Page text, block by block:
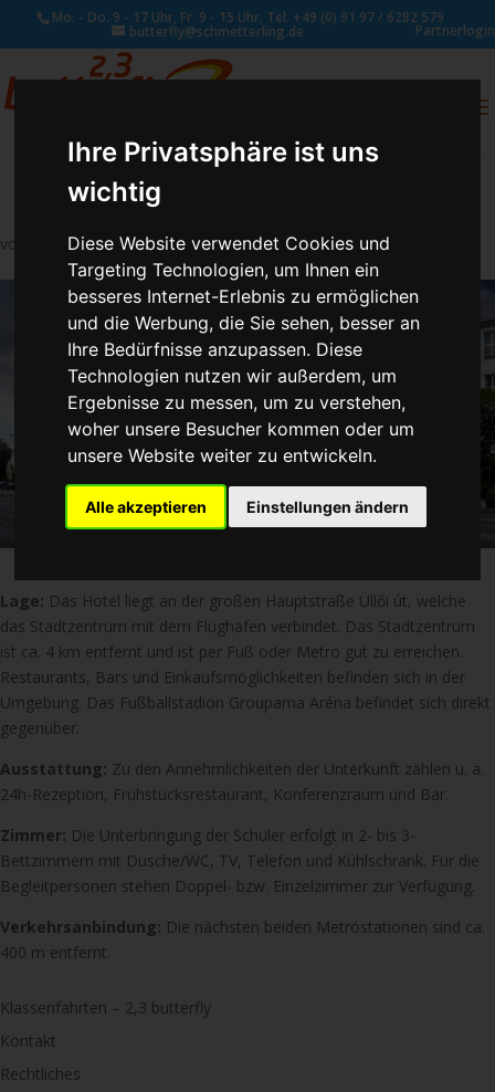
Ihre Privatsphäre ist uns
wichtig
Diese Website verwendet Cookies und
Targeting Technologien, um Ihnen ein
besseres Internet-Erlebnis zu ermöglichen
und die Werbung, die Sie sehen, besser an
Ihre Bedürfnisse anzupassen. Diese
Technologien nutzen wir außerdem, um
Ergebnisse zu messen, um zu verstehen,
woher unsere Besucher kommen oder um
unsere Website weiter zu entwickeln.
Alle akzeptieren Einstellungen ändern
Mo. - Do. 9 - 17 Uhr, Fr. 9 - 15 Uhr, Tel. +49 (0) 91 97 / 6282 579
butterfly@schmetterling.de Partnerlogin
von Susan Naumann|Mai 14, 2023
Lage: Das Hotel liegt an der großen Hauptstraße Üllői út, welche
das Stadtzentrum mit dem Flughafen verbindet. Das Stadtzentrum
ist ca. 4 km entfernt und ist per Fuß oder Metro gut zu erreichen.
Restaurants, Bars und Einkaufsmöglichkeiten befinden sich in der
Umgebung. Das Fußballstadion Groupama Aréna befindet sich direkt
gegenüber.
Ausstattung: Zu den Annehmlichkeiten der Unterkunft zählen u. a.
24h-Rezeption, Frühstücksrestaurant, Konferenzraum und Bar.
Zimmer: Die Unterbringung der Schüler erfolgt in 2- bis 3-
Bettzimmern mit Dusche/WC, TV, Telefon und Kühlschrank. Für die
Begleitpersonen stehen Doppel- bzw. Einzelzimmer zur Verfügung.
Verkehrsanbindung: Die nächsten beiden Metróstationen sind ca.
400 m entfernt.
Klassenfahrten – 2,3 butterfly
Kontakt
Rechtliches